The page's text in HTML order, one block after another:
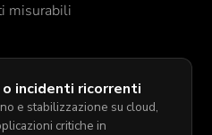
misurabili
incidenti ricorrenti
e stabilizzazione su cloud,
critiche in